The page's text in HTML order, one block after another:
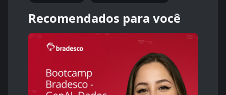
Recomendados para você